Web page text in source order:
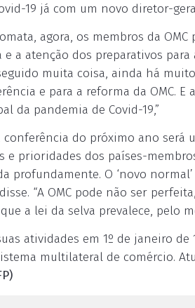
19 já com um novo diretor-
agora, os membros da
a atenção dos preparativos para
muita coisa, ainda há
e para a reforma da OMC.
da pandemia de Covid-19,”
conferência do próximo ano
e prioridades dos países-
profundamente. O ‘novo
“A OMC pode não ser
a lei da selva prevalece, pelo
atividades em 1º de janeiro
multilateral de comércio.